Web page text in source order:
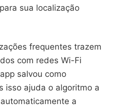
sua localização
frequentes trazem
com redes Wi-Fi
salvou como
isso ajuda o algoritmo a
a